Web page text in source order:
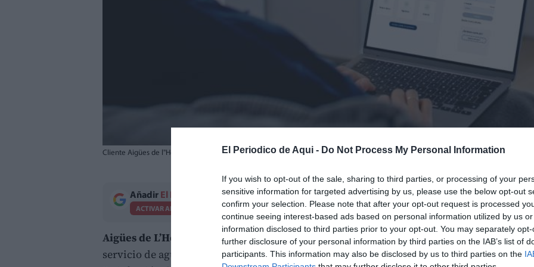
El Periodico de Aqui - Do Not Process My Personal Information
If you wish to opt-out of the sale, sharing to third parties, or processing of your
sensitive information for targeted advertising by us, please use the below opt-out
confirm your selection. Please note that after your opt-out request is processed
continue seeing interest-based ads based on personal information utilized by us
information disclosed to third parties prior to your opt-out. You may separately
further disclosure of your personal information by third parties on the IAB’s list of
participants. This information may also be disclosed by us to third parties on the
Cliente Aigües de l"Horta
Añadir El Periodico de Aquícomo fuente preferida de Google de forma gratuita.
ACTIVAR AHORA
Aigües de L’Horta
, empresa mixta del grupo Veolia y suministradora del
servicio de agua en Torrent, ha llevado a cabo recientemente su “Encuesta de